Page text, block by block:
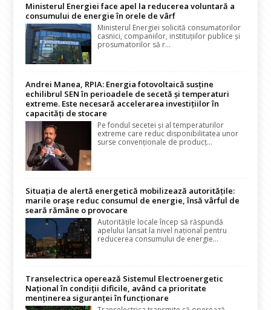
Ministerul Energiei face apel la reducerea voluntară a
consumului de energie în orele de vârf
Ministerul Energiei solicită consumatorilor
casnici, companiilor, instituțiilor publice și
prosumatorilor să r...
Andrei Manea, RPIA: Energia fotovoltaică susține
echilibrul SEN în perioadele de secetă și temperaturi
extreme. Este necesară accelerarea investițiilor în
capacități de stocare
Pe fondul secetei și al temperaturilor
extreme care reduc disponibilitatea unor
surse convenționale de producț...
Situația de alertă energetică mobilizează autoritățile:
marile orașe reduc consumul de energie, însă vârful de
seară rămâne o provocare
Autoritățile locale încep să răspundă
apelului lansat la nivel național pentru
reducerea consumului de energie...
Transelectrica operează Sistemul Electroenergetic
Național în condiții dificile, având ca prioritate
menținerea siguranței în funcționare